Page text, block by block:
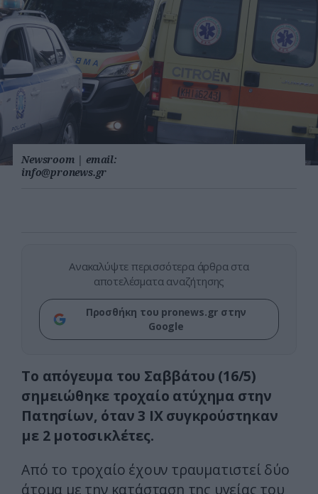
Newsroom | email:
info@pronews.gr
Ανακαλύψτε περισσότερα άρθρα στα
αποτελέσματα αναζήτησης
Προσθήκη του pronews.gr στην
Google
Το απόγευμα του Σαββάτου (16/5)
σημειώθηκε τροχαίο ατύχημα στην
Πατησίων, όταν 3 ΙΧ συγκρούστηκαν
με 2 μοτοσικλέτες.
Από το τροχαίο έχουν τραυματιστεί δύο
άτομα με την κατάσταση της υγείας του